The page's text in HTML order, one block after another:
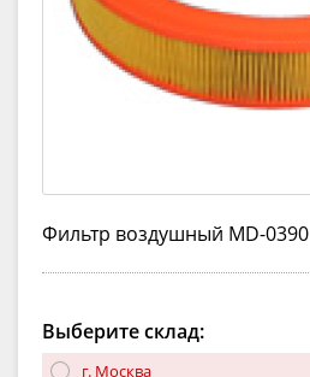
Фильтр воздушный MD-0390
Выберите склад:
г. Москва